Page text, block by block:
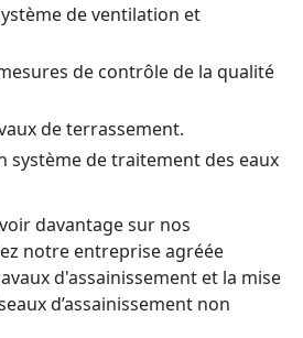
de ventilation et
de contrôle de la qualité
de terrassement.
système de traitement des eaux
davantage sur nos
notre entreprise agréée
d'assainissement et la mise
d’assainissement non